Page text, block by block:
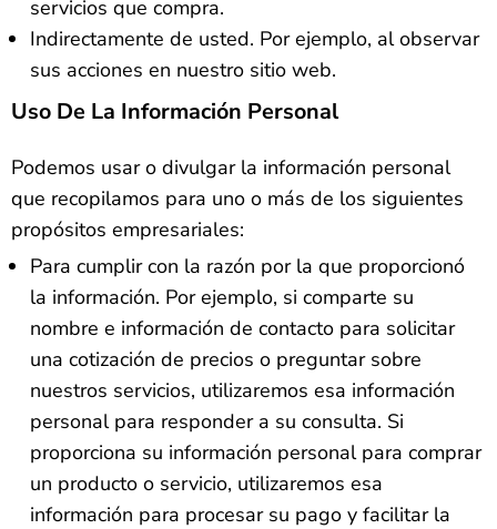
servicios que compra.
Indirectamente de usted. Por ejemplo, al observar
sus acciones en nuestro sitio web.
Uso De La Información Personal
Podemos usar o divulgar la información personal
que recopilamos para uno o más de los siguientes
propósitos empresariales:
Para cumplir con la razón por la que proporcionó
la información. Por ejemplo, si comparte su
nombre e información de contacto para solicitar
una cotización de precios o preguntar sobre
nuestros servicios, utilizaremos esa información
personal para responder a su consulta. Si
proporciona su información personal para comprar
un producto o servicio, utilizaremos esa
información para procesar su pago y facilitar la